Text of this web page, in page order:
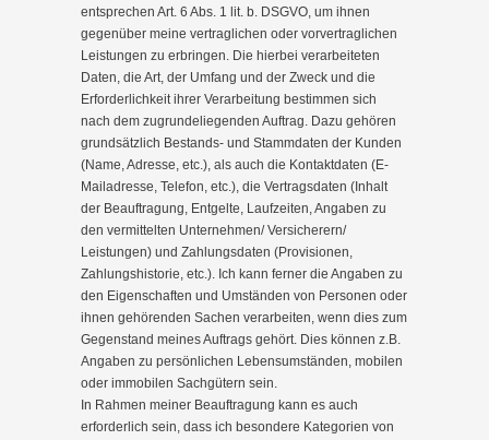
entsprechen Art. 6 Abs. 1 lit. b. DSGVO, um ihnen
gegenüber meine vertraglichen oder vorvertraglichen
Leistungen zu erbringen. Die hierbei verarbeiteten
Daten, die Art, der Umfang und der Zweck und die
Erforderlichkeit ihrer Verarbeitung bestimmen sich
nach dem zugrundeliegenden Auftrag. Dazu gehören
grundsätzlich Bestands- und Stammdaten der Kunden
(Name, Adresse, etc.), als auch die Kontaktdaten (E-
Mailadresse, Telefon, etc.), die Vertragsdaten (Inhalt
der Beauftragung, Entgelte, Laufzeiten, Angaben zu
den vermittelten Unternehmen/ Versicherern/
Leistungen) und Zahlungsdaten (Provisionen,
Zahlungshistorie, etc.). Ich kann ferner die Angaben zu
den Eigenschaften und Umständen von Personen oder
ihnen gehörenden Sachen verarbeiten, wenn dies zum
Gegenstand meines Auftrags gehört. Dies können z.B.
Angaben zu persönlichen Lebensumständen, mobilen
oder immobilen Sachgütern sein.
In Rahmen meiner Beauftragung kann es auch
erforderlich sein, dass ich besondere Kategorien von